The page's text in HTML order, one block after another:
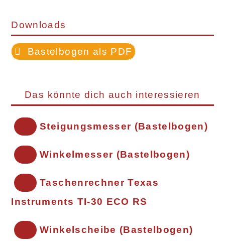
Downloads
Bastelbogen als PDF
Das könnte dich auch interessieren
Steigungsmesser (Bastelbogen)
Winkelmesser (Bastelbogen)
Taschenrechner Texas
Instruments TI-30 ECO RS
Winkelscheibe (Bastelbogen)